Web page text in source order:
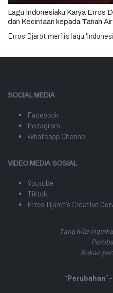
Lagu Indonesiaku Karya Erros
dan Kecintaan kepada Tanah Air
Erros Djarot merilis lagu
SOCIAL MEDIA
Facebook
Instagram
Whatsapp Channel
VIDEO MEDIA SOSIAL
Youtube
Tiktok
Erros Djarot's Creative
Yang kita
Bukan
“Perubahan” -